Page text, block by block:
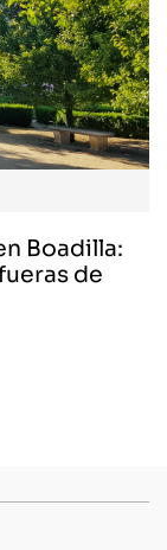
Boadilla:
de